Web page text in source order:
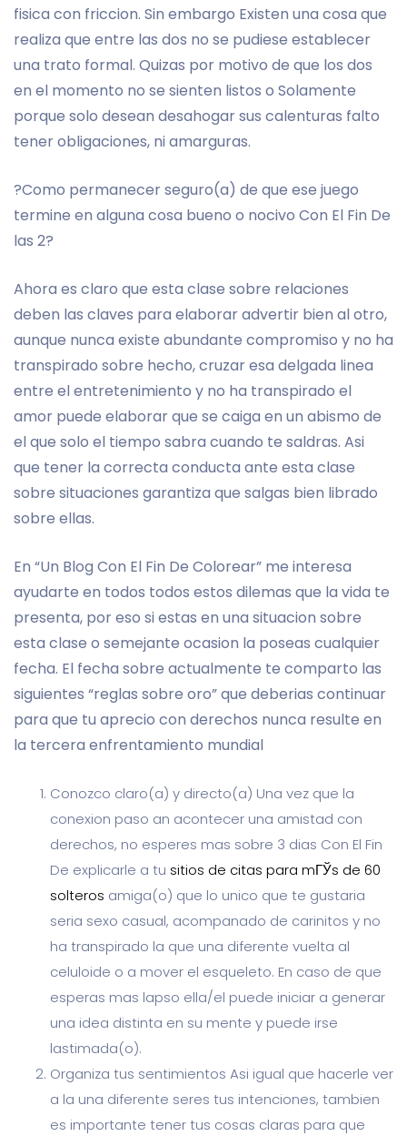
fisica con friccion. Sin embargo Existen una cosa que
realiza que entre las dos no se pudiese establecer
una trato formal. Quizas por motivo de que los dos
en el momento no se sienten listos o Solamente
porque solo desean desahogar sus calenturas falto
tener obligaciones, ni amarguras.
?Como permanecer seguro(a) de que ese juego
termine en alguna cosa bueno o nocivo Con El Fin De
las 2?
Ahora es claro que esta clase sobre relaciones
deben las claves para elaborar advertir bien al otro,
aunque nunca existe abundante compromiso y no ha
transpirado sobre hecho, cruzar esa delgada linea
entre el entretenimiento y no ha transpirado el
amor puede elaborar que se caiga en un abismo de
el que solo el tiempo sabra cuando te saldras. Asi
que tener la correcta conducta ante esta clase
sobre situaciones garantiza que salgas bien librado
sobre ellas.
En “Un Blog Con El Fin De Colorear” me interesa
ayudarte en todos todos estos dilemas que la vida te
presenta, por eso si estas en una situacion sobre
esta clase o semejante ocasion la poseas cualquier
fecha. El fecha sobre actualmente te comparto las
siguientes “reglas sobre oro” que deberias continuar
para que tu aprecio con derechos nunca resulte en
la tercera enfrentamiento mundial
Conozco claro(a) y directo(a) Una vez que la
conexion paso an acontecer una amistad con
derechos, no esperes mas sobre 3 dias Con El Fin
De explicarle a tu sitios de citas para mГЎs de 60
solteros amiga(o) que lo unico que te gustaria
seri­a sexo casual, acompanado de carinitos y no
ha transpirado la que una diferente vuelta al
celuloide o a mover el esqueleto. En caso de que
esperas mas lapso ella/el puede iniciar a generar
una idea distinta en su mente y puede irse
lastimada(o).
Organiza tus sentimientos Asi igual que hacerle ver
a la una diferente seres tus intenciones, tambien
es importante tener tus cosas claras para que